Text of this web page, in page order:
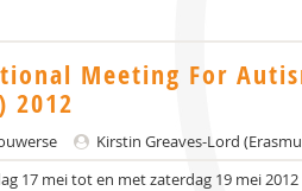
Meeting For
2012
Kirstin Greaves-Lord
17 mei tot en met zaterdag 19 mei